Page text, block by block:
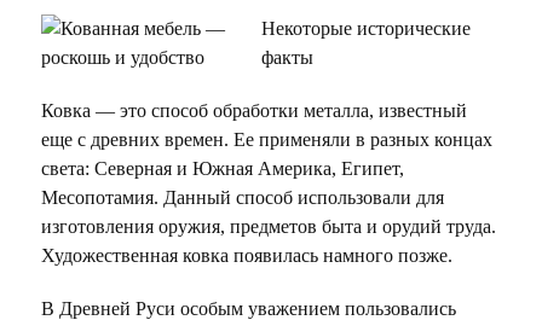
Некоторые исторические
факты
Ковка — это способ обработки металла, известный
еще с древних времен. Ее применяли в разных концах
света: Северная и Южная Америка, Египет,
Месопотамия. Данный способ использовали для
изготовления оружия, предметов быта и орудий труда.
Художественная ковка появилась намного позже.
В Древней Руси особым уважением пользовались